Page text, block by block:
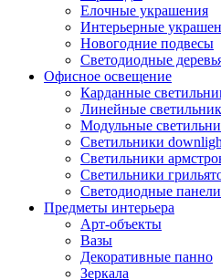
Елочные украшения
Интерьерные
Новогодние подвесы
Светодиодные
Офисное освещение
Карданные
Линейные
Модульные
Светильники
Светильники
Светильники
Светодиодные панели
Предметы интерьера
Арт-объекты
Вазы
Декоративные панно
Зеркала